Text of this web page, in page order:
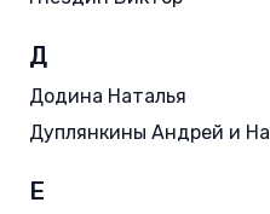
Д
Додина Наталья
Дуплянкины Андрей и
Е